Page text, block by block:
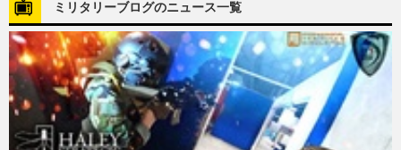
ミリタリーブログのニュース一覧